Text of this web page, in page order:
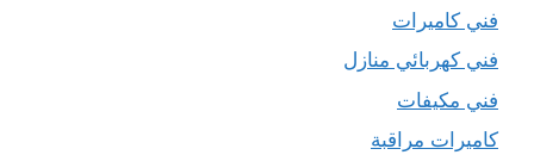
فني كاميرات
فني كهربائي منازل
فني مكيفات
كاميرات مراقبة